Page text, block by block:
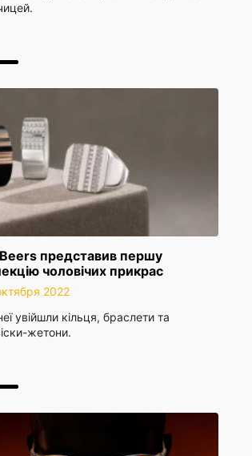
представив першу
чоловічих прикрас
2022
увійшли кільця, браслети та
жетони.